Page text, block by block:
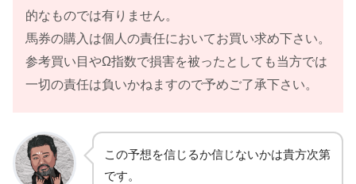
的なものでは有りません。
馬券の購入は個人の責任においてお買い求め下さい。
参考買い目やΩ指数で損害を被ったとしても当方では
一切の責任は負いかねますので予めご了承下さい。
この予想を信じるか信じないかは貴方次第
です。